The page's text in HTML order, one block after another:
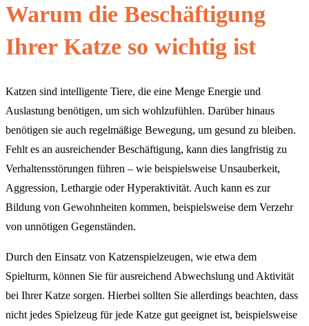
Warum die Beschäftigung
Ihrer Katze so wichtig ist
Katzen sind intelligente Tiere, die eine Menge Energie und
Auslastung benötigen, um sich wohlzufühlen. Darüber hinaus
benötigen sie auch regelmäßige Bewegung, um gesund zu bleiben.
Fehlt es an ausreichender Beschäftigung, kann dies langfristig zu
Verhaltensstörungen führen – wie beispielsweise Unsauberkeit,
Aggression, Lethargie oder Hyperaktivität. Auch kann es zur
Bildung von Gewohnheiten kommen, beispielsweise dem Verzehr
von unnötigen Gegenständen.
Durch den Einsatz von Katzenspielzeugen, wie etwa dem
Spielturm, können Sie für ausreichend Abwechslung und Aktivität
bei Ihrer Katze sorgen. Hierbei sollten Sie allerdings beachten, dass
nicht jedes Spielzeug für jede Katze gut geeignet ist, beispielsweise